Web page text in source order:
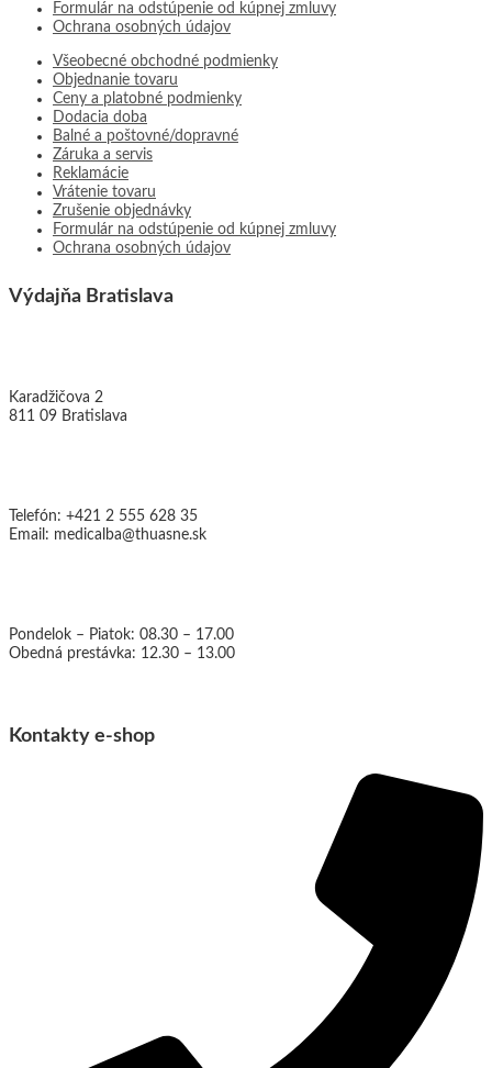
Formulár na odstúpenie od kúpnej zmluvy
Ochrana osobných údajov
Všeobecné obchodné podmienky
Objednanie tovaru
Ceny a platobné podmienky
Dodacia doba
Balné a poštovné/dopravné
Záruka a servis
Reklamácie
Vrátenie tovaru
Zrušenie objednávky
Formulár na odstúpenie od kúpnej zmluvy
Ochrana osobných údajov
Výdajňa Bratislava
Karadžičova 2
811 09 Bratislava
Telefón: +421 2 555 628 35
Email: medicalba@thuasne.sk
Pondelok – Piatok: 08.30 – 17.00
Obedná prestávka: 12.30 – 13.00
Kontakty e-shop